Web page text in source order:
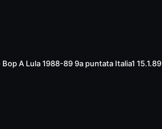
51:56
Bop A Lula 1988-89 9a puntata Italia1 15.1.89